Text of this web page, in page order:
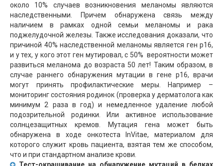
около 10% случаев возникновения меланомы являются
наследственными. Причем обнаружена связь между
наличием в рамках одной семьи меланомы и рака
поджелудочной железы. Также исследования доказали, что
причиной 40% наследственной меланомы является ген p16,
и у тех, у кого этот ген мутировал, с 50% вероятности может
развиться меланома до возраста 50 лет! Таким образом, в
случае раннего обнаружения мутации в гене p16, врачи
могут принять профилактические меры. Например –
мониторинг состояния родинок (проверка у дерматолога как
минимум 2 раза в год) и немедленное удаление любой
подозрительной родинки. Или активное использование
солнцезащитных кремов. Мутация гена может быть
обнаружена в ходе онкотеста InVitae, материалом для
которого служит кровь пациента, взятая тем же способом,
что и при стандартном анализе крови.